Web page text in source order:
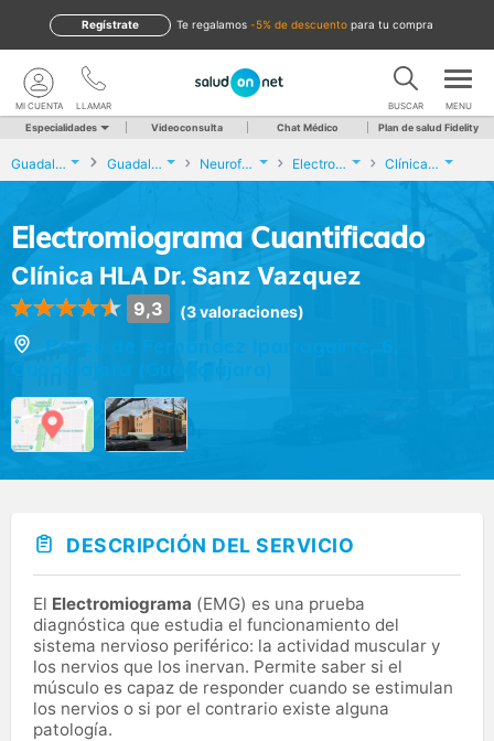
te regalamos -5% de descuento para tu compra
Regístrate
LLAMAR
MI CUENTA BUSCAR MENU
Especialidades Videoconsulta Chat Médico Plan de salud Fidelity
Guadalajara Guadalajara Neurofisiología Clínica Electromiograma Cuantificado Clínica HLA Dr. Sanz Vazquez
Electromiograma Cuantificado
Clínica HLA Dr. Sanz Vazquez
9,3 (3 valoraciones)
Paseo de Fernández Iparraguirre, 6,
Guadalajara (Guadalajara)
DESCRIPCIÓN DEL SERVICIO
El Electromiograma (EMG) es una prueba
diagnóstica que estudia el funcionamiento del
sistema nervioso periférico: la actividad muscular y
los nervios que los inervan. Permite saber si el
músculo es capaz de responder cuando se estimulan
los nervios o si por el contrario existe alguna
patología.